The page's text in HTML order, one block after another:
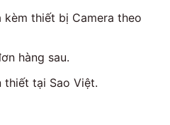
thiết bị Camera theo
hàng sau.
tại Sao Việt.